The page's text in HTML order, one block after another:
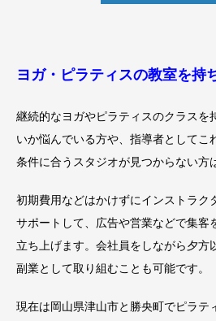
ヨガ・ピラティスの教室を持
継続的なヨガやピラティスのクラスを
いか悩んでいる方や、指導者としてこ
条件に合うスタジオが見つからない方
初期費用などはかけずにインストラク
サポートして、 広告や営業などで集客
立ち上げます。会社員をしながら夕方
副業として取り組むことも可能です。
現在は岡山県津山市と勝央町でピラテ